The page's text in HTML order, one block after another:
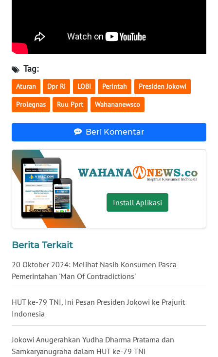
Tag:
Aturan Dpr Ri LOBI Perintah Presiden Jokowi
Prolegnas Ruu Pprt Wahananewsco
Beri Komentar
Install Aplikasi
Berita Terkait
20 Oktober 2024: Melihat Nasib Konsumen Pasca
Pemerintahan 'Man Of Contradictions'
HUT ke-79 TNI, Ini Pesan Presiden Jokowi ke Prajurit
Indonesia
Jokowi Anugerahkan Yudha Dharma Pratama dan
Samkaryanugraha dalam HUT ke-79 TNI
SERAMBI
WN
JAMBI
WN
SULTRA
WN
SULTENG
WN
SULBAR
WN
WN
SUMBAR
WN
SUMSEL
WN